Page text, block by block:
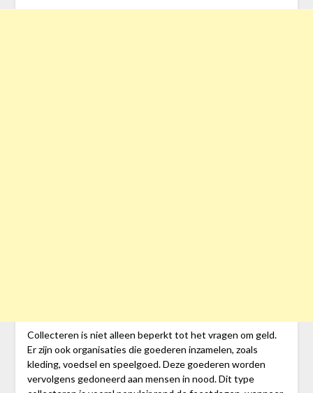
Collecteren is niet alleen beperkt tot het vragen om geld.
Er zijn ook organisaties die goederen inzamelen, zoals
kleding, voedsel en speelgoed. Deze goederen worden
vervolgens gedoneerd aan mensen in nood. Dit type